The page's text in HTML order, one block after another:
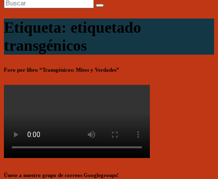
Etiqueta: etiquetado
transgénicos
Foro por libro “Transgénicos: Mitos y Verdades”
Únete a nuestro grupo de correos Googlegroups!